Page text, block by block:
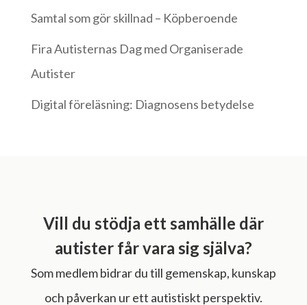
Samtal som gör skillnad – Köpberoende
Fira Autisternas Dag med Organiserade
Autister
Digital föreläsning: Diagnosens betydelse
Vill du stödja ett samhälle där
autister får vara sig själva?
Som medlem bidrar du till gemenskap, kunskap
och påverkan ur ett autistiskt perspektiv.